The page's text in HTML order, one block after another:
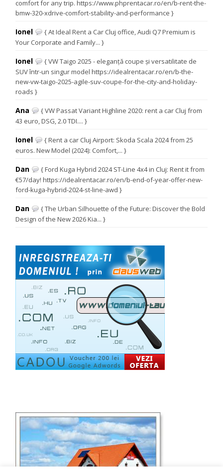
comfort for any trip. https://www.phprentacar.ro/en/b-rent-the-
bmw-320-xdrive-comfort-stability-and-performance }
Ionel
{ At Ideal Rent a Car Cluj office, Audi Q7 Premium is
Your Corporate and Family... }
Ionel
{ VW Taigo 2025 - eleganță coupe și versatilitate de
SUV într-un singur model https://idealrentacar.ro/en/b-the-
new-vw-taigo-2025-agile-suv-coupe-for-the-city-and-holiday-
roads }
Ana
{ VW Passat Variant Highline 2020: rent a car Cluj from
43 euro, DSG, 2.0 TDI.... }
Ionel
{ Rent a car Cluj Airport: Skoda Scala 2024 from 25
euros. New Model (2024): Comfort,... }
Dan
{ Ford Kuga Hybrid 2024 ST-Line 4x4 in Cluj: Rent it from
€57/day! https://idealrentacar.ro/en/b-end-of-year-offer-new-
ford-kuga-hybrid-2024-st-line-awd }
Dan
{ The Urban Silhouette of the Future: Discover the Bold
Design of the New 2026 Kia... }